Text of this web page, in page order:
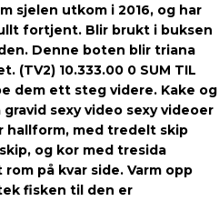
sjelen utkom i 2016, og har
fortjent. Blir brukt i buksen
Denne boten blir triana
(TV2) 10.333.00 0 SUM TIL
dem ett steg videre. Kake og
sexy video sexy videoer
hallform, med tredelt skip
og kor med tresida
på kvar side. Varm opp
fisken til den er